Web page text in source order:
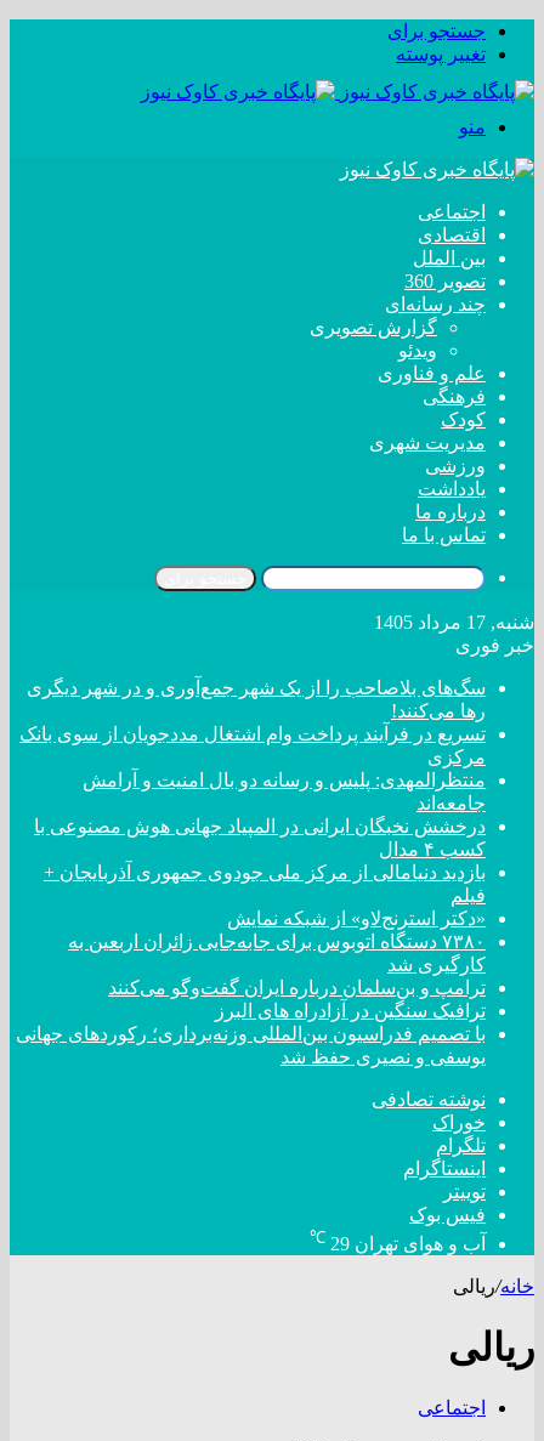
جستجو برای
تغییر پوسته
منو
اجتماعی
اقتصادی
بین الملل
تصویر 360
چند رسانه‌ای
گزارش تصویری
ویدئو
علم و فناوری
فرهنگی
کودک
مدیریت شهری
ورزشی
یادداشت
درباره ما
تماس با ما
شنبه, 17 مرداد 1405
خبر فوری
سگ‌های بلاصاحب را از یک شهر جمع‌آوری و در شهر دیگری
رها می‌کنند!
تسریع در فرآیند پرداخت وام اشتغال مددجویان از سوی بانک
مرکزی
منتظرالمهدی: پلیس و رسانه دو بال امنیت و آرامش
جامعه‌اند
درخشش نخبگان ایرانی در المپیاد جهانی هوش مصنوعی با
کسب ۴ مدال
بازدید دنیامالی از مرکز ملی جودوی جمهوری آذربایجان +
فیلم
«دکتر استرنج‌لاو» از شبکه نمایش
۷۳۸۰ دستگاه اتوبوس برای جابه‌جایی زائران اربعین به
کارگیری شد
ترامپ و بن‌سلمان درباره ایران گفت‌و‌گو می‌کنند
ترافیک سنگین در آزادراه های البرز
با تصمیم فدراسیون بین‌المللی وزنه‌برداری؛ رکورد‌های جهانی
یوسفی و نصیری حفظ شد
نوشته تصادفی
خوراک
تلگرام
اینستاگرام
توییتر
فیس بوک
آب و هوای تهران 29
℃
خانه/ریالی
ریالی
اجتماعی